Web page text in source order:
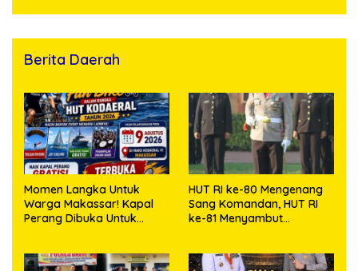
Berita Daerah
Momen Langka Untuk
Warga Makassar! Kapal
Perang Dibuka Untuk
HUT RI ke-80 Mengenang
Sang Komandan, HUT RI
ke-81 Menyambut